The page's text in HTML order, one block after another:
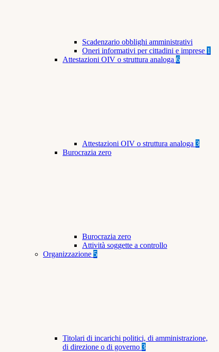
Scadenzario obblighi amministrativi
Oneri informativi per cittadini e imprese 1
Attestazioni OIV o struttura analoga 6
Attestazioni OIV o struttura analoga 3
Burocrazia zero
Burocrazia zero
Attività soggette a controllo
Organizzazione 5
Titolari di incarichi politici, di amministrazione,
di direzione o di governo 3